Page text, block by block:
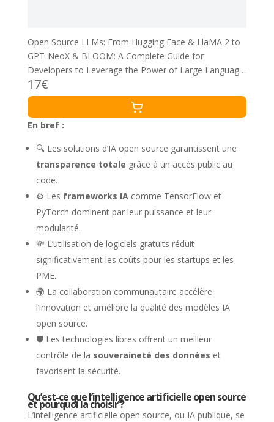
Open Source LLMs: From Hugging Face & LlaMA 2 to
GPT-NeoX & BLOOM: A Complete Guide for
Developers to Leverage the Power of Large Language
Models
17€
En bref :
🔍 Les solutions d’IA open source garantissent une
transparence totale grâce à un accès public au
code.
⚙️ Les frameworks IAcomme TensorFlow et
PyTorch dominent par leur puissance et leur
modularité.
💸 L’utilisation de logiciels gratuits réduit
significativement les coûts pour les startups et les
PME.
🌍 La collaboration communautaire accélère
l’innovation et améliore la qualité des modèles IA
open source.
🛡️ Les technologies libres offrent un meilleur
contrôle de la souveraineté des données et
favorisent la sécurité.
Qu’est-ce que l’intelligence artificielle open source
et pourquoi la choisir ?
L’intelligence artificielle open source, ou IA publique, se